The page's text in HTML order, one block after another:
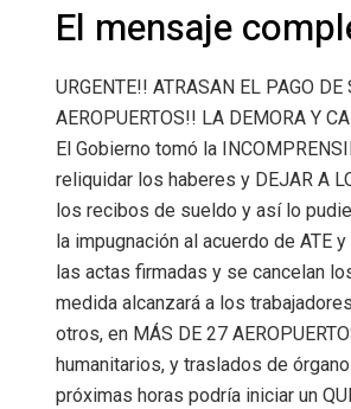
El mensaje
URGENTE!! ATRASAN EL PAGO
AEROPUERTOS!! LA DEMORA Y
El Gobierno tomó la
reliquidar los haberes y DEJAR A
los recibos de sueldo y así lo
la impugnación al acuerdo de ATE
las actas firmadas y se cancelan
medida alcanzará a los
otros, en MÁS DE 27
humanitarios, y traslados de
próximas horas podría iniciar un